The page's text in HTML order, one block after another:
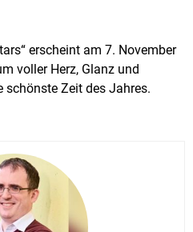
erscheint am 7. November
voller Herz, Glanz und
schönste Zeit des Jahres.